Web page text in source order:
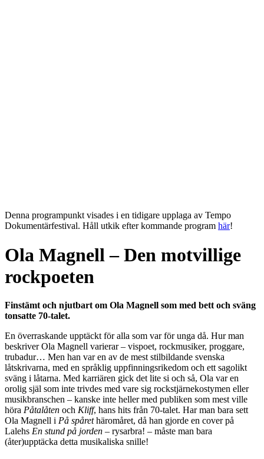
Denna programpunkt visades i en tidigare upplaga av Tempo
Dokumentärfestival. Håll utkik efter kommande program här!
Ola Magnell – Den motvillige
rockpoeten
Finstämt och njutbart om Ola Magnell som med bett och sväng
tonsatte 70-talet.
En överraskande upptäckt för alla som var för unga då. Hur man
beskriver Ola Magnell varierar – vispoet, rockmusiker, proggare,
trubadur… Men han var en av de mest stilbildande svenska
låtskrivarna, med en språklig uppfinningsrikedom och ett sagolikt
sväng i låtarna. Med karriären gick det lite si och så, Ola var en
orolig själ som inte trivdes med vare sig rockstjärnekostymen eller
musikbranschen – kanske inte heller med publiken som mest ville
höra Påtalåten och Kliff, hans hits från 70-talet. Har man bara sett
Ola Magnell i På spårethäromåret, då han gjorde en cover på
Lalehs En stund på jorden – rysarbra! – måste man bara
(åter)upptäcka detta musikaliska snille!